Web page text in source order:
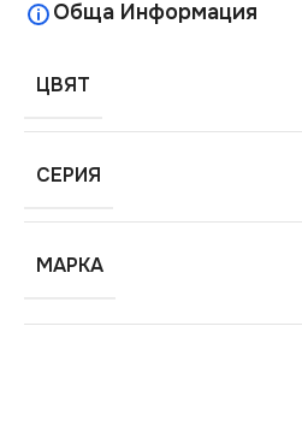
Обща Информация
ЦВЯТ
СЕРИЯ
МАРКА